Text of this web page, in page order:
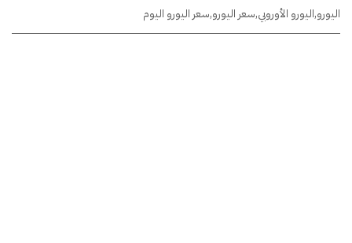
اليورو,اليورو الأوروبي,سعر اليورو,سعر اليورو اليوم